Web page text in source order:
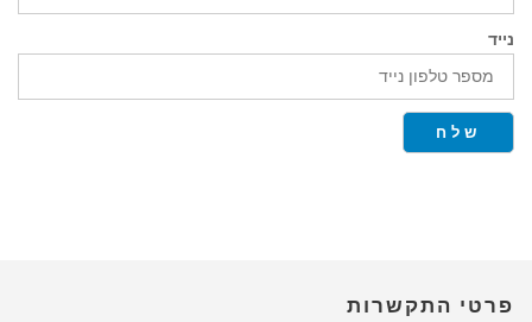
נייד
שלח
פרטי התקשרות